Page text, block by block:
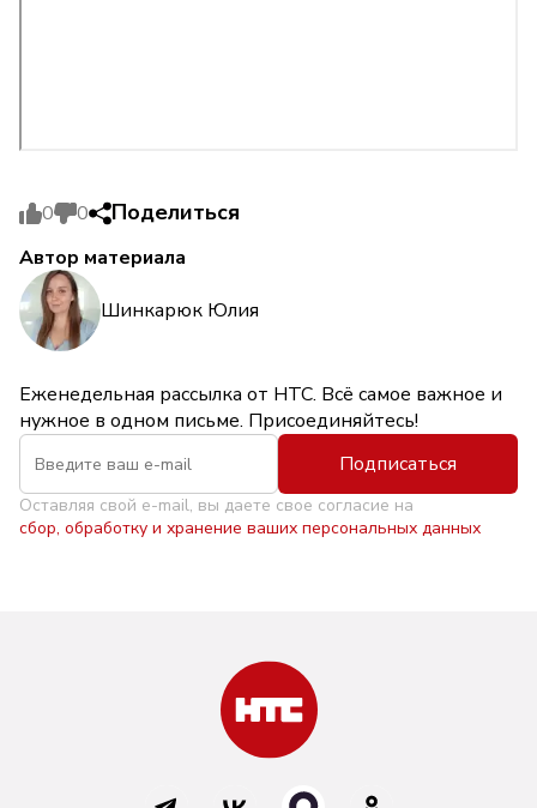
0 0 Поделиться
Автор материала
Шинкарюк Юлия
Еженедельная рассылка от НТС. Всё самое важное и
нужное в одном письме. Присоединяйтесь!
Подписаться
Оставляя свой e-mail, вы даете свое согласие на
сбор, обработку и хранение ваших персональных данных